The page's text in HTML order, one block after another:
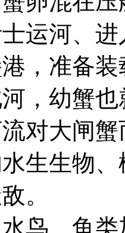
运河、
，准备
，幼蟹
大闸蟹
生生物
。
、鱼类